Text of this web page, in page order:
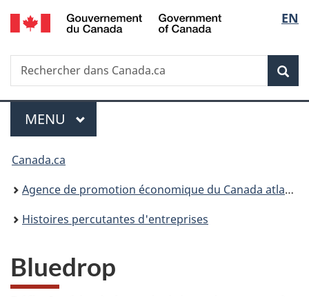
Passer
au
principal
Passer
à
Au
du
Passer
à
version
simplifiée
de
la
EN
Recherche
Rechercher
dans
Menu
MENU PRINCIPAL
Vous
êtes
ici :
Canada.ca
Agence de promotion économique du Canada atlantique
Histoires percutantes d'entreprises
Bluedrop